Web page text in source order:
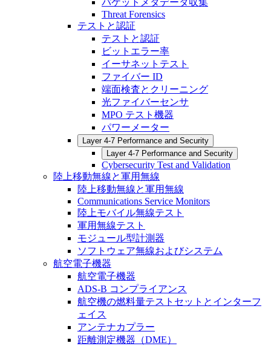
パケットメタデータ収集
Threat Forensics
テストと認証
テストと認証
ビットエラー率
イーサネットテスト
ファイバー ID
端面検査とクリーニング
光ファイバーセンサ
MPO テスト機器
パワーメーター
Layer 4-7 Performance and Security
Layer 4-7 Performance and Security
Cybersecurity Test and Validation
陸上移動無線と軍用無線
陸上移動無線と軍用無線
Communications Service Monitors
陸上モバイル無線テスト
軍用無線テスト
モジュール型計測器
ソフトウェア無線およびシステム
航空電子機器
航空電子機器
ADS-B コンプライアンス
航空機の燃料量テストセットとインターフ
ェイス
アンテナカプラー
距離測定機器（DME）